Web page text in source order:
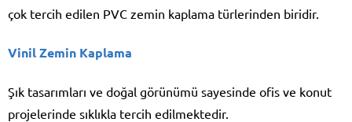
çok tercih edilen PVC zemin kaplama türlerinden biridir.
Vinil Zemin Kaplama
Şık tasarımları ve doğal görünümü sayesinde ofis ve konut
projelerinde sıklıkla tercih edilmektedir.